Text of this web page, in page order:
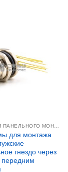
для монтажа
гнездо через
передним